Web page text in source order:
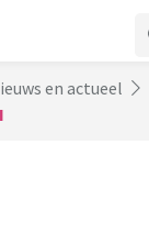
en actueel